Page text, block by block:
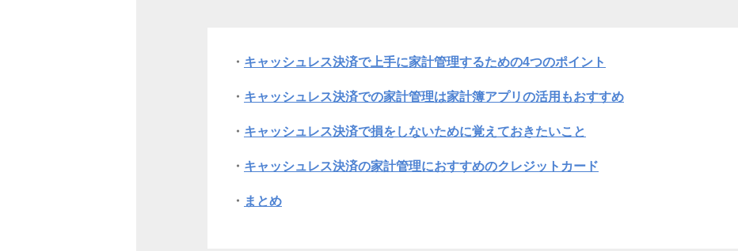
キャッシュレス決済で上手に家計管理するための4つのポイント
キャッシュレス決済での家計管理は家計簿アプリの活用もおすすめ
キャッシュレス決済で損をしないために覚えておきたいこと
キャッシュレス決済の家計管理におすすめのクレジットカード
まとめ